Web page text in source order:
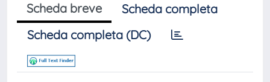
Scheda breve
Scheda completa
Scheda completa (DC)